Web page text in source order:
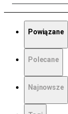
Powiązane
Polecane
Najnowsze